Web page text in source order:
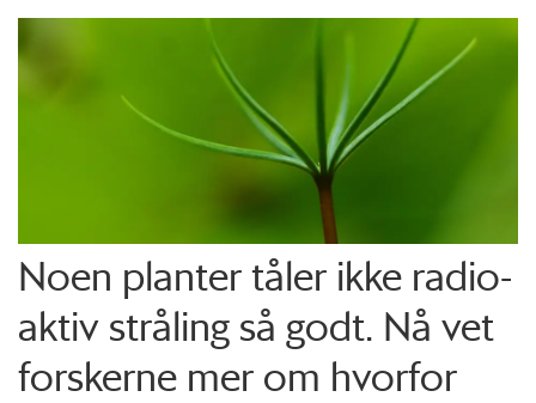
Noen planter tåler ikke radio­
aktiv stråling så godt. Nå vet
forskerne mer om hvorfor